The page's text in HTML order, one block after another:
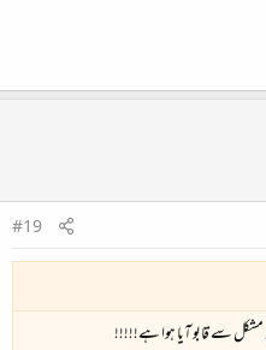
#19
مشکل سے قابو آیا ہوا ہے!!!!!